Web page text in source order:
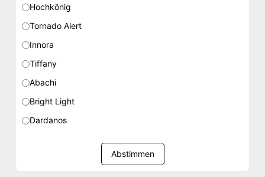
Hochkönig
Tornado Alert
Innora
Tiffany
Abachi
Bright Light
Dardanos
Abstimmen